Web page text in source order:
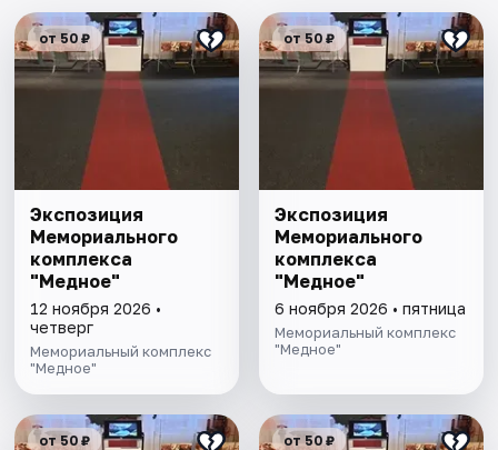
от 50 ₽
Экспозиция
Мемориального
комплекса
"Медное"
12 ноября 2026 •
четверг
Мемориальный комплекс
"Медное"
от 50 ₽
Экспозиция
Мемориального
комплекса
"Медное"
6 ноября 2026 • пятница
Мемориальный комплекс
"Медное"
от 50 ₽ от 50 ₽